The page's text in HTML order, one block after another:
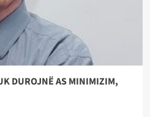
DUROJNË AS MINIMIZIM,